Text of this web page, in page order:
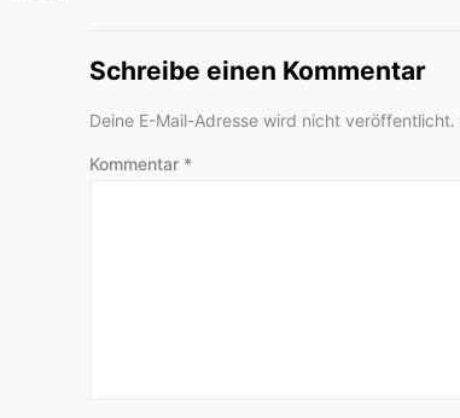
Schreibe einen Kommentar
Deine E-Mail-Adresse wird nicht veröffentlicht.
Kommentar *